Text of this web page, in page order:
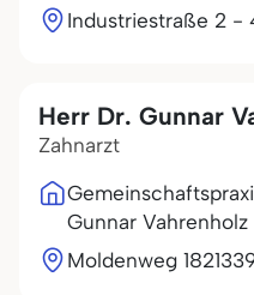
Industriestraße 2 -
Herr Dr. Gunnar
Zahnarzt
Gunnar Vahrenholz
Moldenweg 18